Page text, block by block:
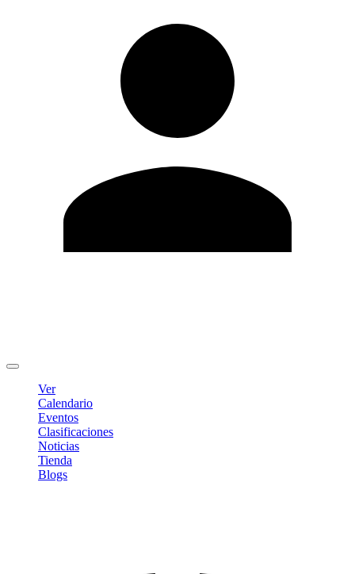
Ver
Calendario
Eventos
Clasificaciones
Noticias
Tienda
Blogs